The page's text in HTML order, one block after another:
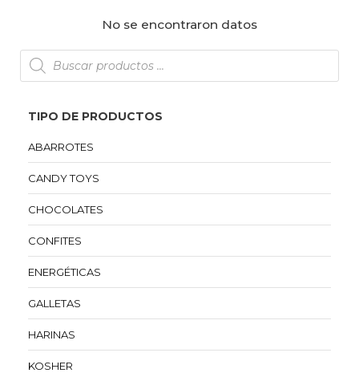
TIPO DE PRODUCTOS
ABARROTES
CANDY TOYS
CHOCOLATES
CONFITES
ENERGÉTICAS
GALLETAS
HARINAS
KOSHER
No se encontraron datos